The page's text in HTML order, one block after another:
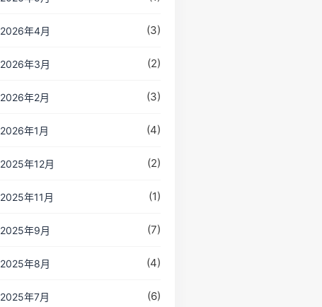
2026年4月 (3)
2026年3月 (2)
2026年2月 (3)
2026年1月 (4)
2025年12月 (2)
2025年11月 (1)
2025年9月 (7)
2025年8月 (4)
2025年7月 (6)